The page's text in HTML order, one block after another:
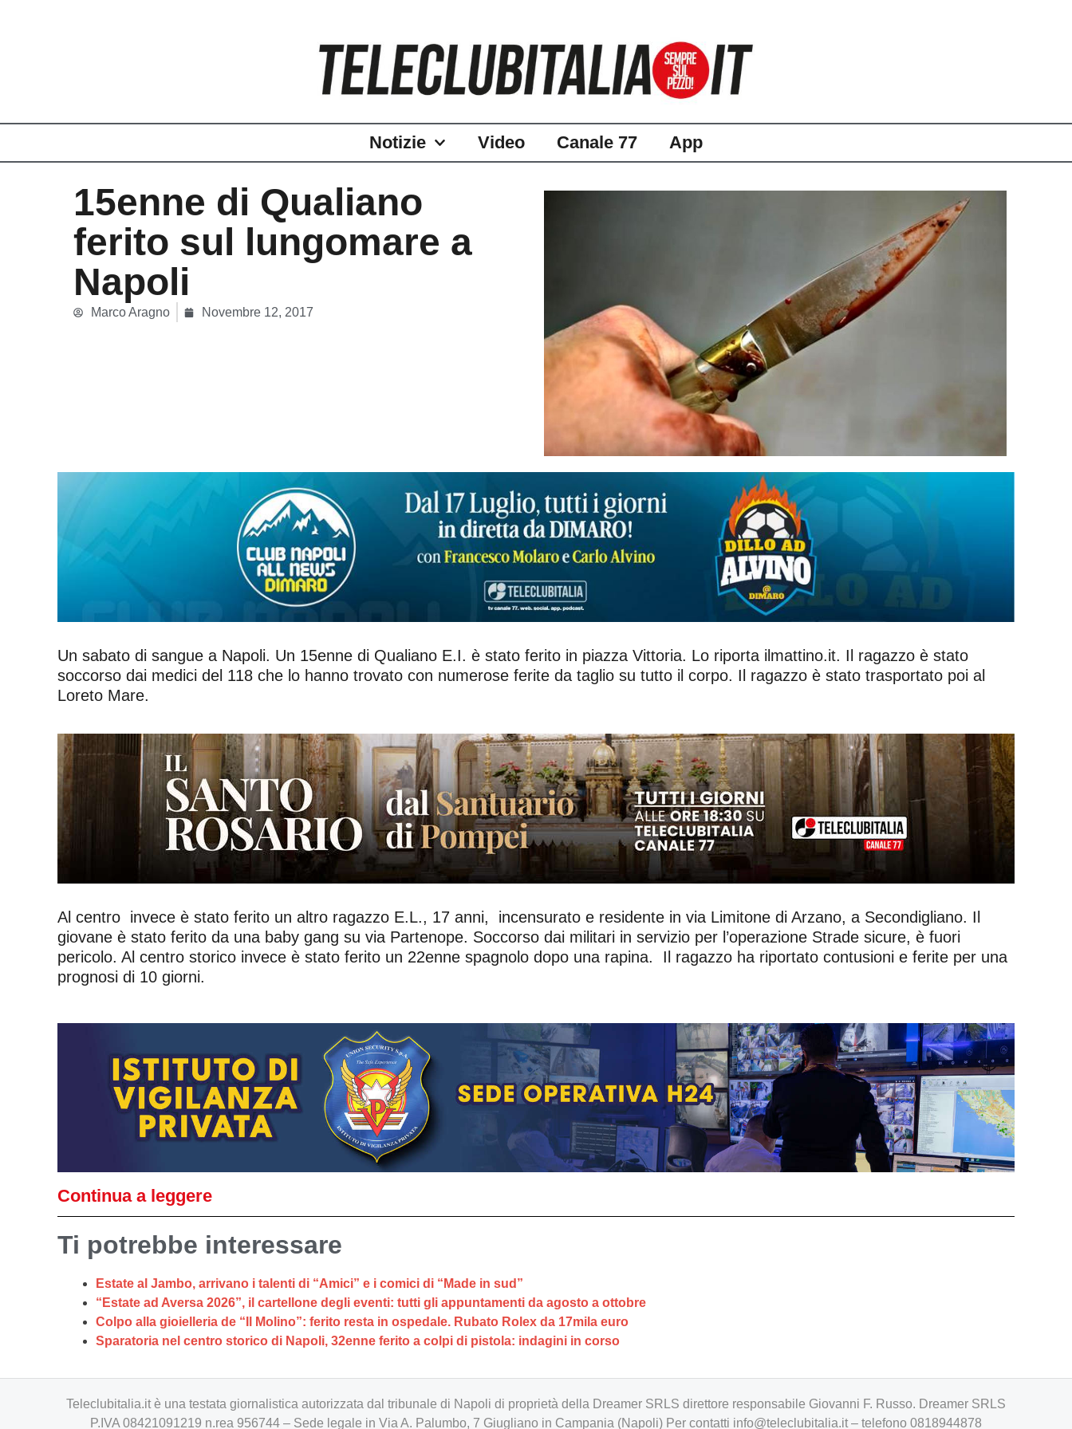
Notizie Video Canale 77 App
15enne di Qualiano
ferito sul lungomare a
Napoli
Marco Aragno Novembre 12, 2017
Un sabato di sangue a Napoli. Un 15enne di Qualiano E.I. è stato ferito in piazza Vittoria. Lo riporta ilmattino.it. Il ragazzo è stato
soccorso dai medici del 118 che lo hanno trovato con numerose ferite da taglio su tutto il corpo. Il ragazzo è stato trasportato poi al
Loreto Mare.
Al centro invece è stato ferito un altro ragazzo E.L., 17 anni, incensurato e residente in via Limitone di Arzano, a Secondigliano. Il
giovane è stato ferito da una baby gang su via Partenope. Soccorso dai militari in servizio per l’operazione Strade sicure, è fuori
pericolo. Al centro storico invece è stato ferito un 22enne spagnolo dopo una rapina. Il ragazzo ha riportato contusioni e ferite per una
prognosi di 10 giorni.
Continua a leggere
Ti potrebbe interessare
Estate al Jambo, arrivano i talenti di “Amici” e i comici di “Made in sud”
“Estate ad Aversa 2026”, il cartellone degli eventi: tutti gli appuntamenti da agosto a ottobre
Colpo alla gioielleria de “Il Molino”: ferito resta in ospedale. Rubato Rolex da 17mila euro
Sparatoria nel centro storico di Napoli, 32enne ferito a colpi di pistola: indagini in corso
Teleclubitalia.it è una testata giornalistica autorizzata dal tribunale di Napoli di proprietà della Dreamer SRLS direttore responsabile Giovanni F. Russo. Dreamer SRLS
P.IVA 08421091219 n.rea 956744 – Sede legale in Via A. Palumbo, 7 Giugliano in Campania (Napoli) Per contatti info@teleclubitalia.it – telefono 0818944878